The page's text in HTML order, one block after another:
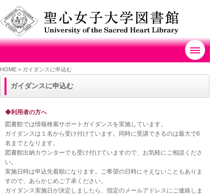
HOME > ガイダンスに申込む
ガイダンスに申込む
◆利用者の方へ
図書館では情報検索サポートガイダンスを実施しています。
ガイダンスは１名から受け付けています。同時に受講できるのは最大で6
名までとなります。
図書館出納カウンターでも受け付けていますので、お気軽にご相談くださ
い。
実施日時は申込先着順になります。ご希望の日時にそえないこともありま
すので、あらかじめご了承ください。
ガイダンス実施日が決定しましたら、指定のメールアドレスにご連絡しま